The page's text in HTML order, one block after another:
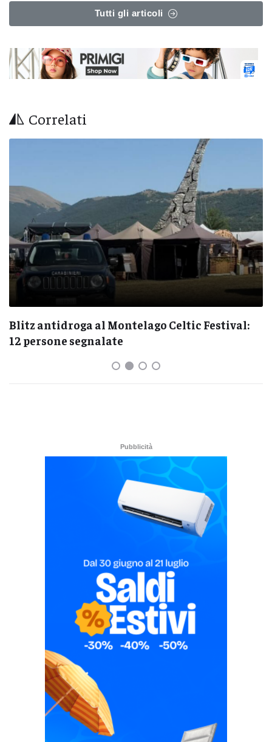
Tutti gli articoli
Correlati
Blitz antidroga al Montelago Celtic Festival:
12 persone segnalate
Pubblicità